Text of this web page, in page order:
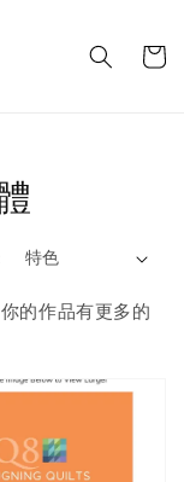
的作品有更多的